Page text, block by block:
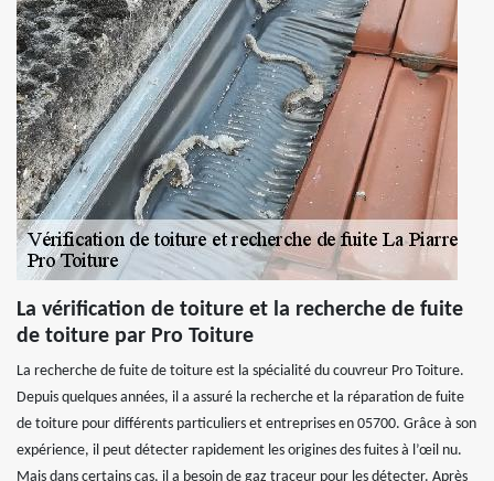
La vérification de toiture et la recherche de fuite
de toiture par Pro Toiture
La recherche de fuite de toiture est la spécialité du couvreur Pro Toiture.
Depuis quelques années, il a assuré la recherche et la réparation de fuite
de toiture pour différents particuliers et entreprises en 05700. Grâce à son
expérience, il peut détecter rapidement les origines des fuites à l’œil nu.
Mais dans certains cas, il a besoin de gaz traceur pour les détecter. Après